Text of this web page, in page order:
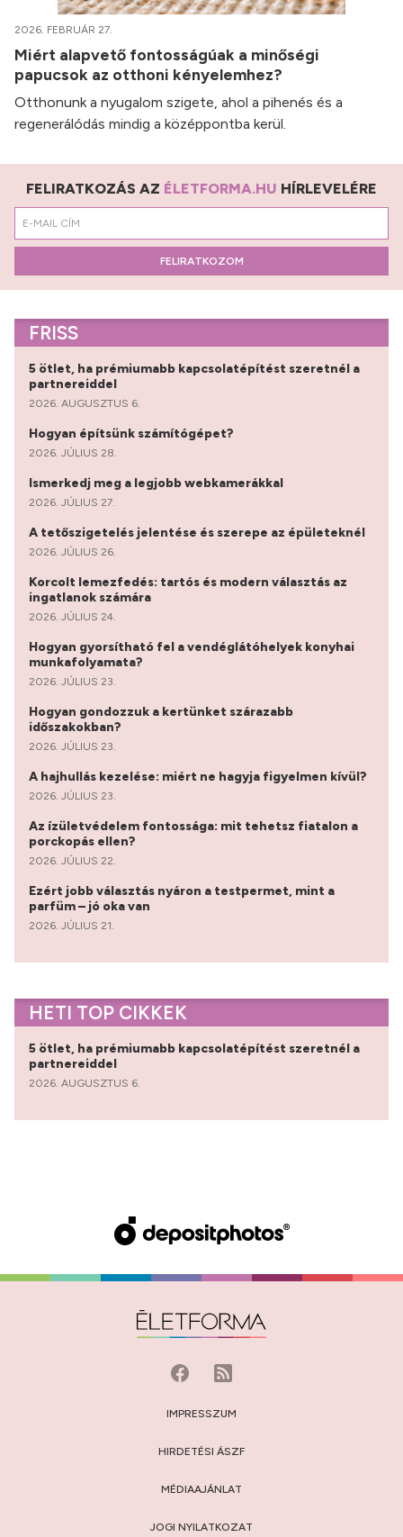
2026. FEBRUÁR 27.
Miért alapvető fontosságúak a minőségi
papucsok az otthoni kényelemhez?
Otthonunk a nyugalom szigete, ahol a pihenés és a
regenerálódás mindig a középpontba kerül.
FELIRATKOZÁS AZ ÉLETFORMA.HU HÍRLEVELÉRE
FELIRATKOZOM
FRISS
5 ötlet, ha prémiumabb kapcsolatépítést szeretnél a
partnereiddel
2026. AUGUSZTUS 6.
Hogyan építsünk számítógépet?
2026. JÚLIUS 28.
Ismerkedj meg a legjobb webkamerákkal
2026. JÚLIUS 27.
A tetőszigetelés jelentése és szerepe az épületeknél
2026. JÚLIUS 26.
Korcolt lemezfedés: tartós és modern választás az
ingatlanok számára
2026. JÚLIUS 24.
Hogyan gyorsítható fel a vendéglátóhelyek konyhai
munkafolyamata?
2026. JÚLIUS 23.
Hogyan gondozzuk a kertünket szárazabb
időszakokban?
2026. JÚLIUS 23.
A hajhullás kezelése: miért ne hagyja figyelmen kívül?
2026. JÚLIUS 23.
Az ízületvédelem fontossága: mit tehetsz fiatalon a
porckopás ellen?
2026. JÚLIUS 22.
Ezért jobb választás nyáron a testpermet, mint a
parfüm – jó oka van
2026. JÚLIUS 21.
HETI TOP CIKKEK
5 ötlet, ha prémiumabb kapcsolatépítést szeretnél a
partnereiddel
2026. AUGUSZTUS 6.
IMPRESSZUM
HIRDETÉSI ÁSZF
MÉDIAAJÁNLAT
JOGI NYILATKOZAT